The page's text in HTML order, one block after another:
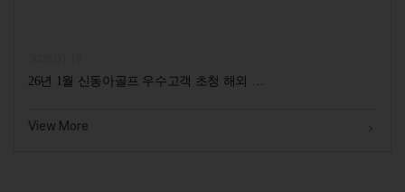
26년 1월 신동아골프 우수고객 초청 해외 …
View More